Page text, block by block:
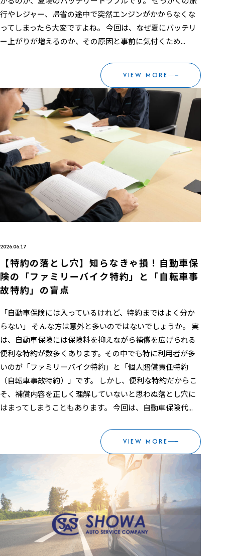
行やレジャー、帰省の途中で突然エンジンがかからなくな
ってしまったら大変ですよね。 今回は、なぜ夏にバッテリ
ー上がりが増えるのか、その原因と事前に気付くため...
VIEW MORE
2026.06.17
【特約の落とし穴】知らなきゃ損！自動車保
険の「ファミリーバイク特約」と「自転車事
故特約」の盲点
「自動車保険には入っているけれど、特約まではよく分か
らない」 そんな方は意外と多いのではないでしょうか。 実
は、自動車保険には保険料を抑えながら補償を広げられる
便利な特約が数多くあります。その中でも特に利用者が多
いのが「ファミリーバイク特約」と「個人賠償責任特約
（自転車事故特約）」です。 しかし、便利な特約だからこ
そ、補償内容を正しく理解していないと思わぬ落とし穴に
はまってしまうこともあります。 今回は、自動車保険代...
VIEW MORE